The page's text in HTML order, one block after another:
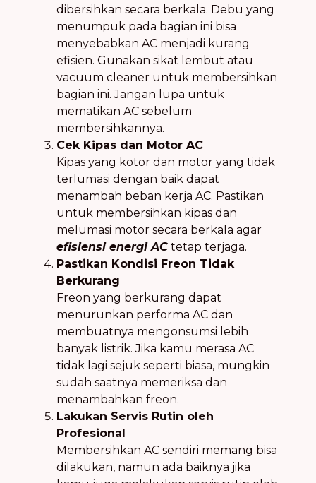
dibersihkan secara berkala. Debu yang
menumpuk pada bagian ini bisa
menyebabkan AC menjadi kurang
efisien. Gunakan sikat lembut atau
vacuum cleaner untuk membersihkan
bagian ini. Jangan lupa untuk
mematikan AC sebelum
membersihkannya.
Cek Kipas dan Motor AC
Kipas yang kotor dan motor yang tidak
terlumasi dengan baik dapat
menambah beban kerja AC. Pastikan
untuk membersihkan kipas dan
melumasi motor secara berkala agar
efisiensi energi AC tetap terjaga.
Pastikan Kondisi Freon Tidak
Berkurang
Freon yang berkurang dapat
menurunkan performa AC dan
membuatnya mengonsumsi lebih
banyak listrik. Jika kamu merasa AC
tidak lagi sejuk seperti biasa, mungkin
sudah saatnya memeriksa dan
menambahkan freon.
Lakukan Servis Rutin oleh
Profesional
Membersihkan AC sendiri memang bisa
dilakukan, namun ada baiknya jika